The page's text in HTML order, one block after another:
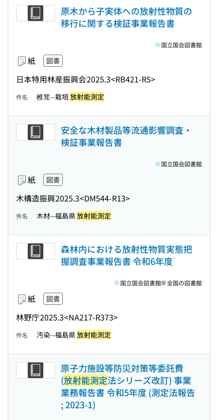
原木から子実体への放射性物質の
移行に関する検証事業報告書
紙 図書
日本特用林産振興会2025.3<RB421-R5>
国立国会図書館
件名 椎茸--栽培放射能測定
安全な木材製品等流通影響調査・
検証事業報告書
紙 図書
木構造振興2025.3<DM544-R13>
国立国会図書館
件名 木材--福島県放射能測定
森林内における放射性物質実態把
握調査事業報告書 令和6年度
紙 図書
林野庁2025.3<NA217-R373>
国立国会図書館 全国の図書館
件名 汚染--福島県放射能測定
原子力施設等防災対策等委託費
(放射能測定法シリーズ改訂) 事業
業務報告書 令和5年度 (測定法報告
; 2023-1)